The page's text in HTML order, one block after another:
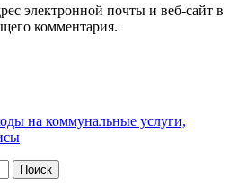
электронной почты и веб-сайт в
комментария.
на коммунальные услуги,